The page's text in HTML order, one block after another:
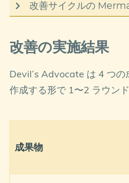
ますが、技術的
盤もガバナンス
を付さない限り
となります。
この指摘を受け、
1（Month 12、0 条件）
を設け、条件未
進を保留する設計に修正
条件） / Gate 2（
パートナー体制: MSP
変革管理 Wave 1〜3
ップ ・リスク台帳 15
Devil’s Advocate のフ
ち越し Critical 5 件を検証
すべての持ち越し
改善サイクルの
graph TB
D1[初回 Output 生
F1 -->|はい| I1[指
    I1 --> R1
F3 -->|はい|
C1 --> F2{全体整合
F2 -->|はい| Done[
    F2 -->|いいえ| I1
改善の実施結果
Devil’s Advocate は 4 つ
作成する形で 1〜2 ラウン
成果物